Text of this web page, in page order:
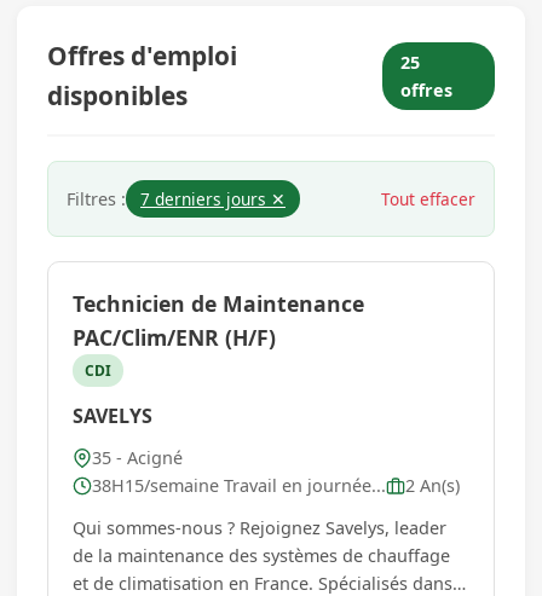
Offres d'emploi
disponibles
25
offres
Filtres : 7 derniers jours ✕ Tout effacer
Technicien de Maintenance
PAC/Clim/ENR (H/F)
CDI
SAVELYS
35 - Acigné
38H15/semaine Travail en journée...
2 An(s)
Qui sommes-nous ? Rejoignez Savelys, leader
de la maintenance des systèmes de chauffage
et de climatisation en France. Spécialisés dans